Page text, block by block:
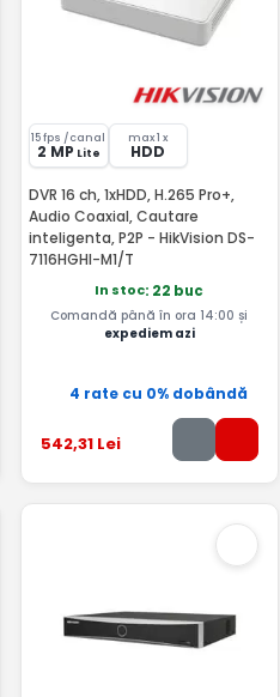
15 fps /canal
2 MP Lite
max 1 x
HDD
DVR 16 ch, 1xHDD, H.265 Pro+,
Audio Coaxial, Cautare
inteligenta, P2P - HikVision DS-
7116HGHI-M1/T
In stoc: 22 buc
Comandă până în ora 14:00 și
expediem azi
4 rate cu 0% dobândă
542,31 Lei